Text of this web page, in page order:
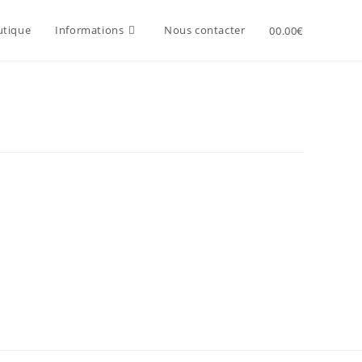
Informations Nous contacter 00.00€